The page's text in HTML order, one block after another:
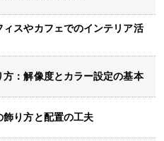
スやカフェでのインテリア活
：解像度とカラー設定の基本
飾り方と配置の工夫